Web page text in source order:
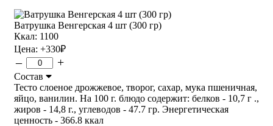
Ватрушка Венгерская 4 шт (300 гр)
Ккал: 1100
Цена: +330₽
– +
Состав
Тесто слоеное дрожжевое, творог, сахар, мука пшеничная,
яйцо, ванилин. На 100 г. блюдо содержит: белков - 10,7 г .,
жиров - 14,8 г., углеводов - 47.7 гр. Энергетическая
ценность - 366.8 ккал